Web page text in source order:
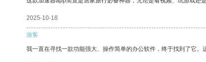
2025-10-18
游客
我一直在寻找一款功能强大、操作简单的办公软件，终于找到了它